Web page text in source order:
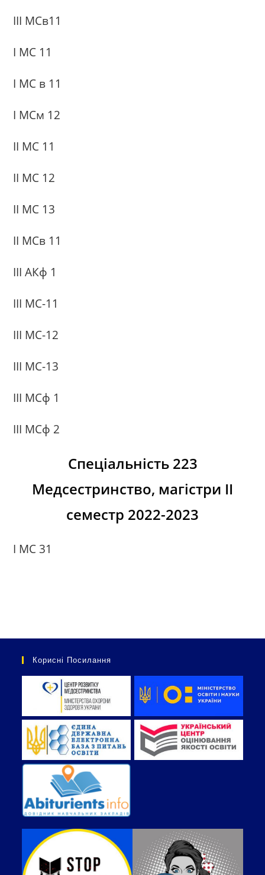
III МСв11
І МС 11
І МС в 11
І МСм 12
ІІ МС 11
ІІ МС 12
ІІ МС 13
ІІ МСв 11
ІІІ АКф 1
ІІІ МС-11
ІІІ МС-12
ІІІ МС-13
ІІІ МСф 1
ІІІ МСф 2
Спеціальність 223
Медсестринство, магістри ІІ
семестр 2022-2023
І МС 31
Корисні Посилання